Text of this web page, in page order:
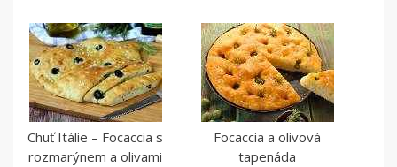
Chuť Itálie – Focaccia s
rozmarýnem a olivami
Focaccia a olivová
tapenáda